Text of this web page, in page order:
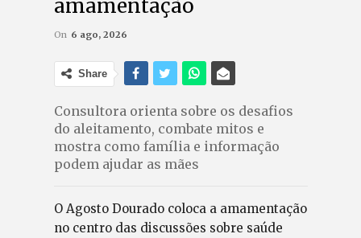
amamentação
On 6 ago, 2026
Share
Consultora orienta sobre os desafios
do aleitamento, combate mitos e
mostra como família e informação
podem ajudar as mães
O Agosto Dourado coloca a amamentação
no centro das discussões sobre saúde